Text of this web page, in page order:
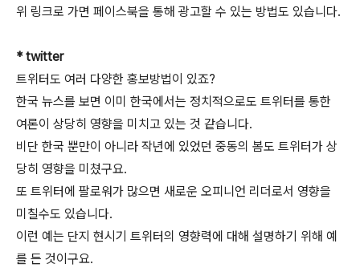
위 링크로 가면 페이스북을 통해 광고할 수 있는 방법도 있습니다.
* twitter
트위터도 여러 다양한 홍보방법이 있죠?
한국 뉴스를 보면 이미 한국에서는 정치적으로도 트위터를 통한
여론이 상당히 영향을 미치고 있는 것 같습니다.
비단 한국 뿐만이 아니라 작년에 있었던 중동의 봄도 트위터가 상
당히 영향을 미쳤구요.
또 트위터에 팔로워가 많으면 새로운 오피니언 리더로서 영향을
미칠수도 있습니다.
이런 예는 단지 현시기 트위터의 영향력에 대해 설명하기 위해 예
를 든 것이구요.